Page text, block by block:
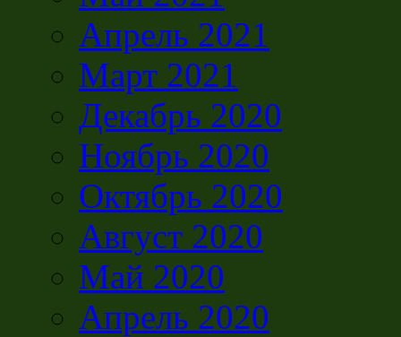
Апрель 2021
Март 2021
Декабрь 2020
Ноябрь 2020
Октябрь 2020
Август 2020
Май 2020
Апрель 2020